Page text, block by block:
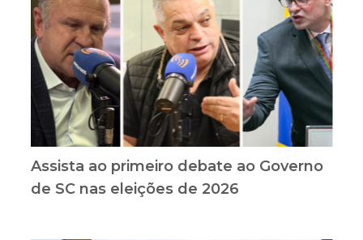
Assista ao primeiro debate ao Governo
de SC nas eleições de 2026